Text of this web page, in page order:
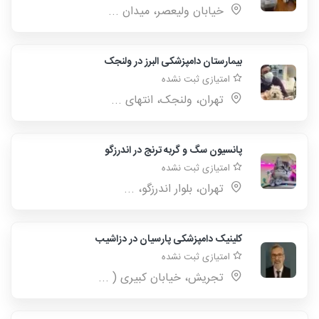
خیابان ولیعصر، میدان ...
بیمارستان دامپزشکی البرز در ولنجک
امتیازی ثبت نشده
تهران، ولنجک، انتهای ...
پانسیون سگ و گربه ترنج در اندرزگو
امتیازی ثبت نشده
تهران، بلوار اندرزگو، ...
کلینیک دامپزشکی پارسیان در دزاشیب
امتیازی ثبت نشده
تجریش، خیابان کبیری ( ...